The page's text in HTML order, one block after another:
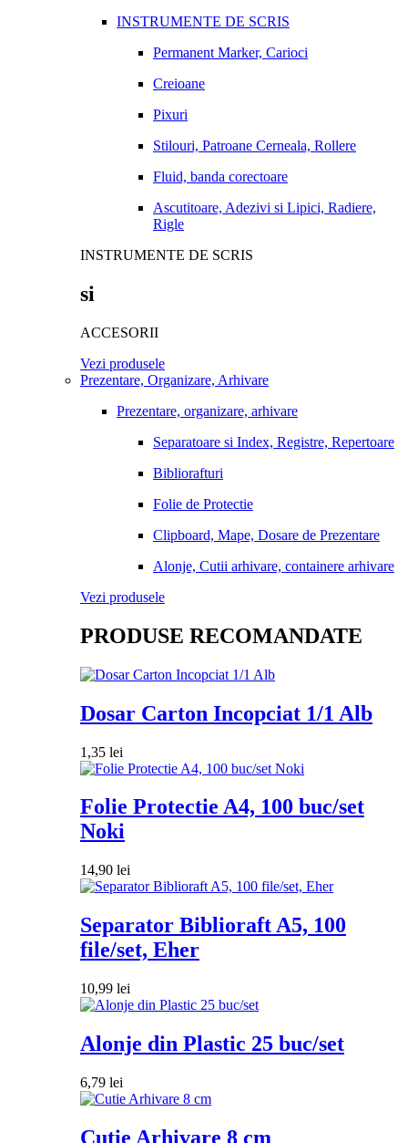
INSTRUMENTE DE SCRIS
Permanent Marker, Carioci
Creioane
Pixuri
Stilouri, Patroane Cerneala, Rollere
Fluid, banda corectoare
Ascutitoare, Adezivi si Lipici, Radiere,
Rigle
INSTRUMENTE DE SCRIS
si
ACCESORII
Vezi produsele
Prezentare, Organizare, Arhivare
Prezentare, organizare, arhivare
Separatoare si Index, Registre, Repertoare
Bibliorafturi
Folie de Protectie
Clipboard, Mape, Dosare de Prezentare
Alonje, Cutii arhivare, containere arhivare
Vezi produsele
PRODUSE RECOMANDATE
Dosar Carton Incopciat 1/1 Alb
1,35 lei
Folie Protectie A4, 100 buc/set
Noki
14,90 lei
Separator Biblioraft A5, 100
file/set, Eher
10,99 lei
Alonje din Plastic 25 buc/set
6,79 lei
Cutie Arhivare 8 cm